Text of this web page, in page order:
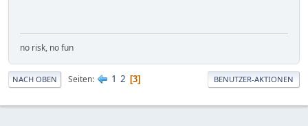
no risk, no fun
NACH OBEN Seiten 1 2 3 BENUTZER-AKTIONEN